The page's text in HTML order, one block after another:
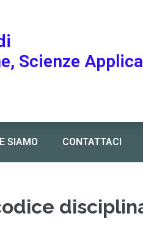
Scienze
SIAMO CONTATTACI